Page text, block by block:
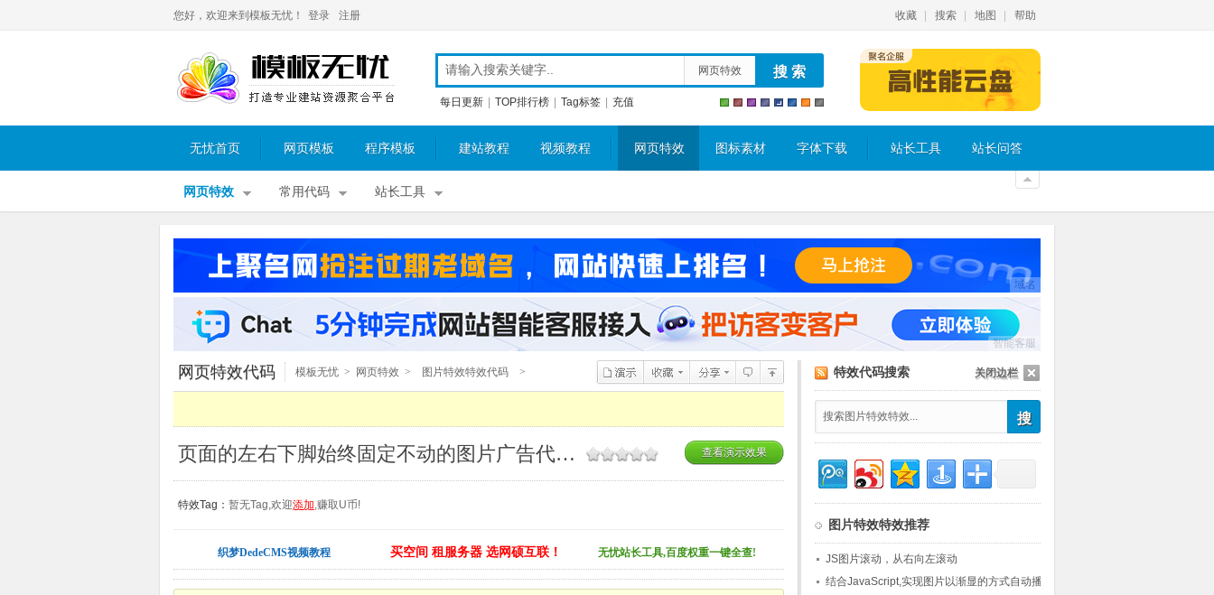
您好，欢迎来到模板无忧！ 登录 注册 收藏 搜索 地图 帮助
网页特效
每日更新 TOP排行榜 Tag标签 充值
无忧首页 网页模板 程序模板 建站教程 视频教程 网页特效 图标素材 字体下载 站长工具 站长问答
网页特效 常用代码 站长工具
域名
智能客服
关闭边栏
网页特效代码 模板无忧 > 网页特效 > 图片特效特效代码 >
页面的左右下脚始终固定不动的图片广告代码_图片特效特效 查看演示效果
特效Tag： 暂无Tag,欢迎添加,赚取U币!
织梦DedeCMS视频教程 买空间 租服务器 选网硕互联！ 无忧站长工具,百度权重一键全查!
特效代码搜索
图片特效特效推荐
JS图片滚动，从右向左滚动
结合JavaScript,实现图片以渐显的方式自动播